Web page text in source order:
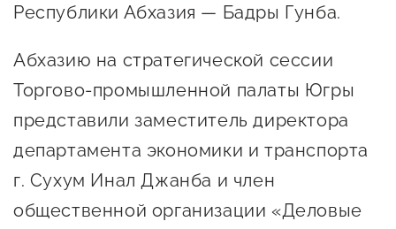
Поддержка экспортеров
Меры поддержки в условиях
давления
Центры поддержки
Республики Абхазия — Бадры Гунба.
Абхазию на стратегической сессии
Торгово-промышленной палаты Югры
представили заместитель директора
департамента экономики и транспорта
г. Сухум Инал Джанба и член
общественной организации «Деловые